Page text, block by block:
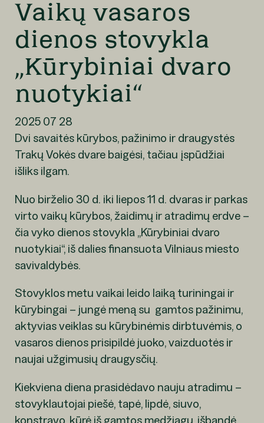
Vaikų vasaros
dienos stovykla
„Kūrybiniai dvaro
nuotykiai“
2025 07 28
Dvi savaitės kūrybos, pažinimo ir draugystės
Trakų Vokės dvare baigėsi, tačiau įspūdžiai
išliks ilgam.
Nuo birželio 30 d. iki liepos 11 d. dvaras ir parkas
virto vaikų kūrybos, žaidimų ir atradimų erdve –
čia vyko dienos stovykla „Kūrybiniai dvaro
nuotykiai“, iš dalies finansuota Vilniaus miesto
savivaldybės.
Stovyklos metu vaikai leido laiką turiningai ir
kūrybingai – jungė meną su gamtos pažinimu,
aktyvias veiklas su kūrybinėmis dirbtuvėmis, o
vasaros dienos prisipildė juoko, vaizduotės ir
naujai užgimusių draugysčių.
Kiekviena diena prasidėdavo nauju atradimu –
stovyklautojai piešė, tapė, lipdė, siuvo,
Užsakyti